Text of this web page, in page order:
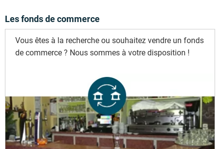
Les fonds de commerce
Vous êtes à la recherche ou souhaitez vendre un fonds
de commerce ? Nous sommes à votre disposition !